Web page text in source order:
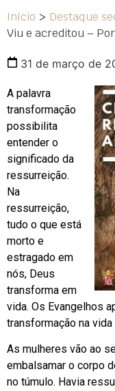
Início > Destaque
Viu e acreditou –
31 de março de
A palavra
transformação
possibilita
entender o
significado da
ressurreição.
Na
ressurreição,
tudo o que está
morto e
estragado em
nós, Deus
transforma em
vida. Os Evangelhos
transformação na
As mulheres vão ao
embalsamar o corpo
no túmulo. Havia